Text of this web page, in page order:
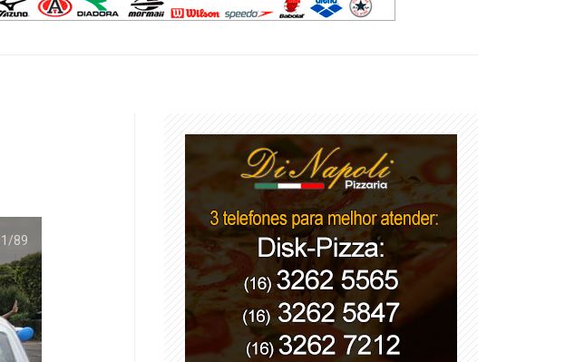
1/89